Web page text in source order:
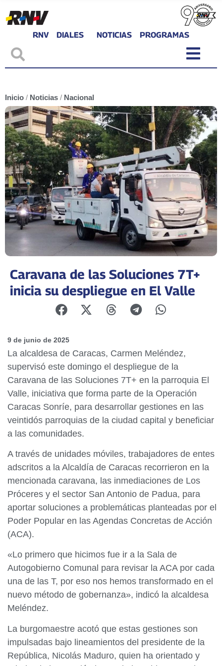
RNV DIALES NOTICIAS PROGRAMAS
Inicio / Noticias / Nacional
Caravana de las Soluciones 7T+
inicia su despliegue en El Valle
9 de junio de 2025
La alcaldesa de Caracas, Carmen Meléndez,
supervisó este domingo el despliegue de la
Caravana de las Soluciones 7T+ en la parroquia El
Valle, iniciativa que forma parte de la Operación
Caracas Sonríe, para desarrollar gestiones en las
veintidós parroquias de la ciudad capital y beneficiar
a las comunidades.
A través de unidades móviles, trabajadores de entes
adscritos a la Alcaldía de Caracas recorrieron en la
mencionada caravana, las inmediaciones de Los
Próceres y el sector San Antonio de Padua, para
aportar soluciones a problemáticas planteadas por el
Poder Popular en las Agendas Concretas de Acción
(ACA).
«Lo primero que hicimos fue ir a la Sala de
Autogobierno Comunal para revisar la ACA por cada
una de las T, por eso nos hemos transformado en el
nuevo método de gobernanza», indicó la alcaldesa
Meléndez.
La burgomaestre acotó que estas gestiones son
impulsadas bajo lineamientos del presidente de la
República, Nicolás Maduro, quien ha orientado y